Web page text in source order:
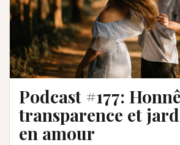
Podcast #177:
transparence et
en amour